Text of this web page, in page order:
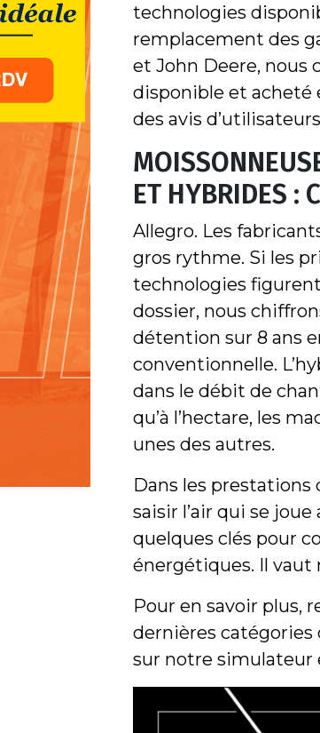
technologies
remplacement des
et John Deere, nous
disponible et acheté
des avis
ET HYBRIDES :
Allegro. Les
gros rythme. Si les
technologies
dossier, nous
détention sur 8 ans
conventionnelle.
dans le débit de
qu’à l’hectare, les
unes des autres.
Dans les prestations
saisir l’air qui se
quelques clés pour
énergétiques. Il vaut
Pour en savoir plus,
dernières catégories
sur notre simulateur